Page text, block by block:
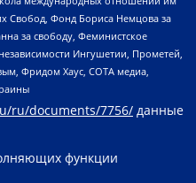
Свобод, Фонд Бориса Немцова за
за свободу, Феминистское
Ингушетии, Прометей,
Фридом Хаус, СОТА медиа,
ru/documents/7756/ данные
функции